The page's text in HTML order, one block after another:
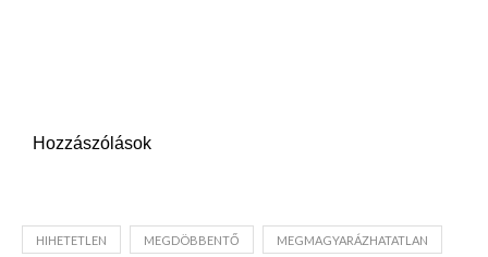
Hozzászólások
HIHETETLEN MEGDÖBBENTŐ MEGMAGYARÁZHATATLAN